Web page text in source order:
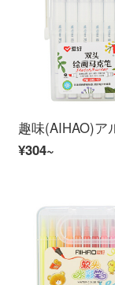
¥304~